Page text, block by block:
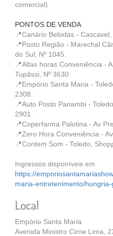
comercial)
PONTOS DE VENDA
📍Canário Bebidas -
📍Posto Região - Marechal
do Sul, Nº 1045.
📍Altas horas Conveniência -
Tupãssi, Nº 3630.
📍Empório Santa Maria -
2308.
📍Auto Posto Panambi -
2901.
📍Coperfarma Palotina - Av
📍Zero Hora Conveniência -
📍Contem Som - Toledo,
Ingressos disponíveis em
https://
maria-entretenimento/
Local
Empório Santa Maria
Avenida Ministro Cirne Lima,